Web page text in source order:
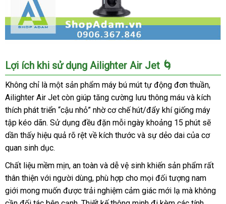
Máy
bú
mút
tự
động
Nhật
Bản
Ailighter
Air
sưởi
ấm
tiện
Lợi ích khi sử dụng Ailighter Air Jet 🌀
Không chỉ là một sản phẩm máy bú mút tự động đơn thuần,
Ailighter Air Jet còn giúp tăng cường lưu thông máu và kích
thích phát triển “cậu nhỏ” nhờ cơ chế hút/đẩy khí giống máy
tập kéo dãn. Sử dụng đều đặn mỗi ngày khoảng 15 phút sẽ
dần thấy hiệu quả rõ rệt về kích thước và sự dẻo dai của cơ
quan sinh dục.
Chất liệu mềm mịn, an toàn và dễ vệ sinh khiến sản phẩm rất
thân thiện với người dùng, phù hợp cho mọi đối tượng nam
giới mong muốn được trải nghiệm cảm giác mới lạ mà không